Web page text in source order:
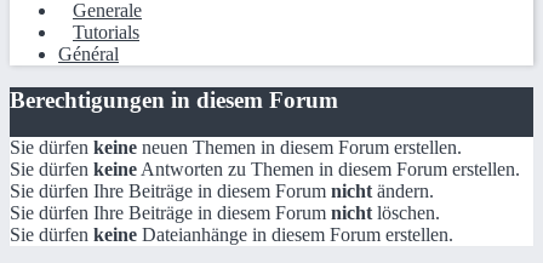
Generale
Tutorials
Général
Berechtigungen in diesem Forum
Sie dürfen keine neuen Themen in diesem Forum erstellen.
Sie dürfen keine Antworten zu Themen in diesem Forum erstellen.
Sie dürfen Ihre Beiträge in diesem Forum nicht ändern.
Sie dürfen Ihre Beiträge in diesem Forum nicht löschen.
Sie dürfen keine Dateianhänge in diesem Forum erstellen.